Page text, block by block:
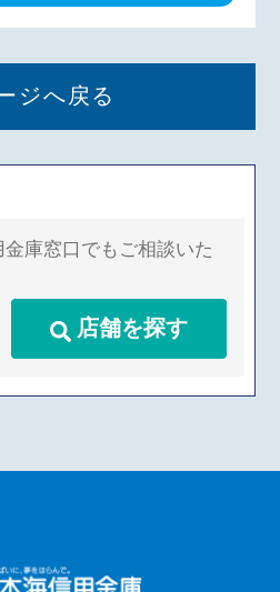
ジへ戻る
庫窓口でもご相談いた
店舗を探す